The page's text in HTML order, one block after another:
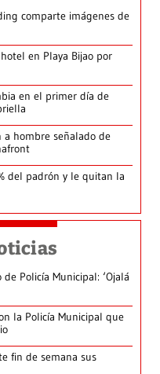
comparte imágenes de
en Playa Bijao por
en el primer día de
a hombre señalado de
del padrón y le quitan la
Policía Municipal: ‘Ojalá
la Policía Municipal que
fin de semana sus